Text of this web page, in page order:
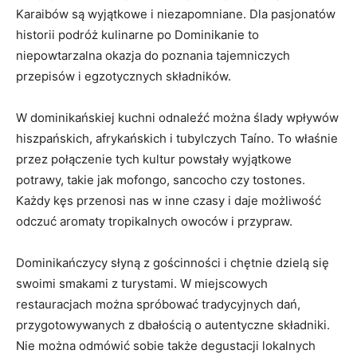
Karaibów⁤ są wyjątkowe i niezapomniane. Dla pasjonatów⁢
historii podróż ⁤kulinarne po Dominikanie ⁢to
niepowtarzalna okazja do poznania tajemniczych
przepisów‍ i egzotycznych składników.
W dominikańskiej kuchni odnaleźć można ⁣ślady wpływów
hiszpańskich, afrykańskich i tubylczych Taíno. To właśnie
przez połączenie tych kultur ⁢powstały wyjątkowe
‌potrawy, takie ⁢jak mofongo, sancocho ‍czy ⁤tostones.
Każdy ⁣kęs przenosi nas w inne czasy i daje‍ możliwość‍
odczuć aromaty tropikalnych ​owoców i przypraw.
Dominikańczycy słyną z⁤ gościnności i chętnie dzielą się
swoimi​ smakami‍ z turystami. W miejscowych ​
restauracjach można spróbować tradycyjnych‌ dań,
przygotowywanych z dbałością o‍ autentyczne ⁢składniki.
Nie można odmówić⁤ sobie także degustacji⁣ lokalnych